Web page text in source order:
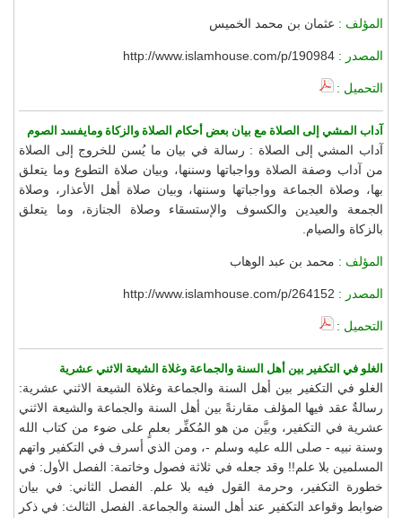
المؤلف : عثمان بن محمد الخميس
المصدر : http://www.islamhouse.com/p/190984
التحميل :
آداب المشي إلى الصلاة مع بيان بعض أحكام الصلاة والزكاة ومايفسد الصوم
آداب المشي إلى الصلاة : رسالة في بيان ما يُسن للخروج إلى الصلاة
من آداب وصفة الصلاة وواجباتها وسننها، وبيان صلاة التطوع وما يتعلق
بها، وصلاة الجماعة وواجباتها وسننها، وبيان صلاة أهل الأعذار، وصلاة
الجمعة والعيدين والكسوف والإستسقاء وصلاة الجنازة، وما يتعلق
بالزكاة والصيام.
المؤلف : محمد بن عبد الوهاب
المصدر : http://www.islamhouse.com/p/264152
التحميل :
الغلو في التكفير بين أهل السنة والجماعة وغلاة الشيعة الاثني عشرية
الغلو في التكفير بين أهل السنة والجماعة وغلاة الشيعة الاثني عشرية:
رسالةٌ عقد فيها المؤلف مقارنةً بين أهل السنة والجماعة والشيعة الاثني
عشرية في التكفير، وبيَّن من هو المُكفِّر بعلمٍ على ضوء من كتاب الله
وسنة نبيه - صلى الله عليه وسلم -، ومن الذي أسرف في التكفير واتهم
المسلمين بلا علم!! وقد جعله في ثلاثة فصول وخاتمة: الفصل الأول: في
خطورة التكفير، وحرمة القول فيه بلا علم. الفصل الثاني: في بيان
ضوابط وقواعد التكفير عند أهل السنة والجماعة. الفصل الثالث: في ذكر